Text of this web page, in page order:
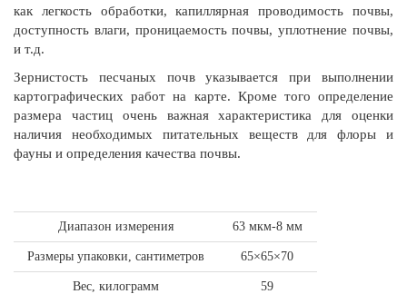
как легкость обработки, капиллярная проводимость почвы,
доступность влаги, проницаемость почвы, уплотнение почвы,
и т.д.
Зернистость песчаных почв указывается при выполнении
картографических работ на карте. Кроме того определение
размера частиц очень важная характеристика для оценки
наличия необходимых питательных веществ для флоры и
фауны и определения качества почвы.
Диапазон измерения 63 мкм-8 мм
Размеры упаковки, сантиметров 65×65×70
Вес, килограмм 59